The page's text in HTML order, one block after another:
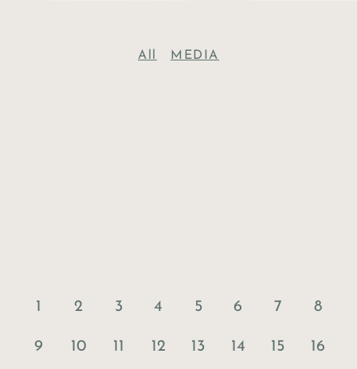
All MEDIA
1 2 3 4 5 6 7 8
9 10 11 12 13 14 15 16